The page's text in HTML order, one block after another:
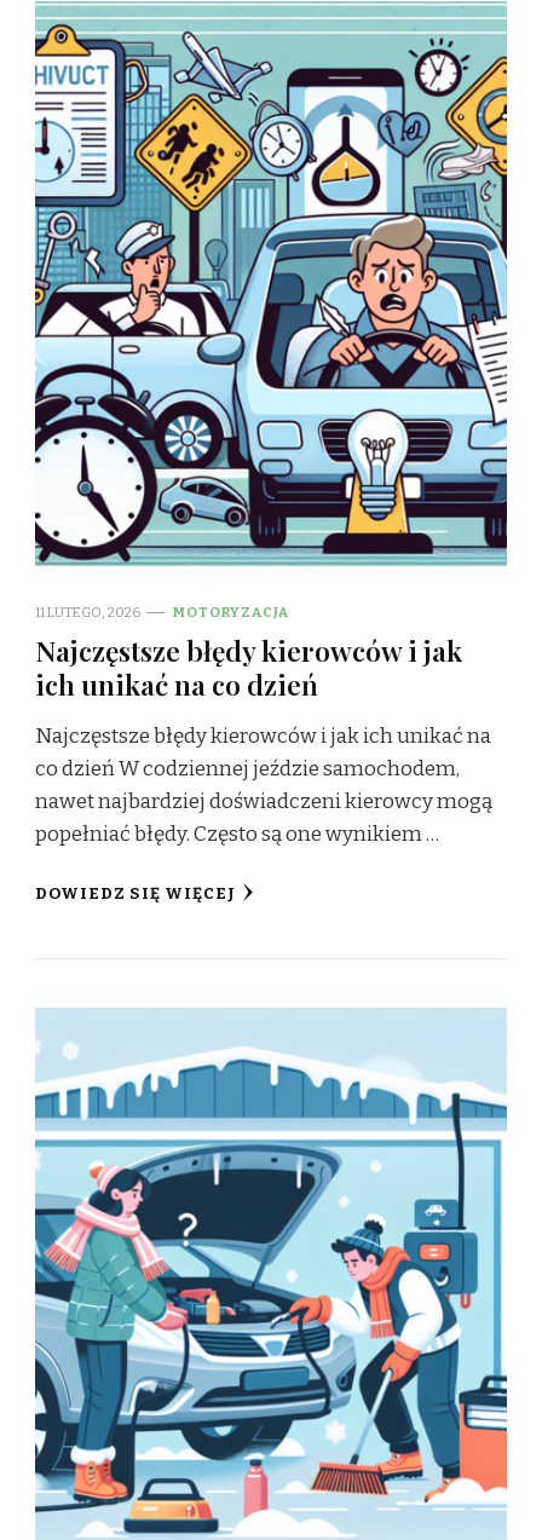
11 LUTEGO, 2026 MOTORYZACJA
Najczęstsze błędy kierowców i jak
ich unikać na co dzień
Najczęstsze błędy kierowców i jak ich unikać na
co dzień W codziennej jeździe samochodem,
nawet najbardziej doświadczeni kierowcy mogą
popełniać błędy. Często są one wynikiem …
DOWIEDZ SIĘ WIĘCEJ